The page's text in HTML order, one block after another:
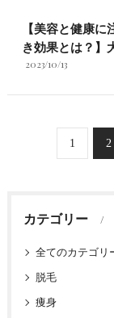
【美容と健康
き効果とは？
2023/10/13
1 2
カテゴリー
全てのカテゴリ
脱毛
痩身